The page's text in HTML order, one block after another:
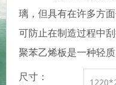
璃，但具有在许多方
可防止在制造过程中
聚苯乙烯板是一种轻
尺寸：